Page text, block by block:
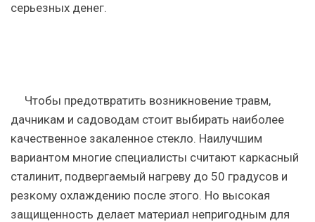
серьезных денег.
Чтобы предотвратить возникновение травм,
дачникам и садоводам стоит выбирать наиболее
качественное закаленное стекло. Наилучшим
вариантом многие специалисты считают каркасный
сталинит, подвергаемый нагреву до 50 градусов и
резкому охлаждению после этого. Но высокая
защищенность делает материал непригодным для